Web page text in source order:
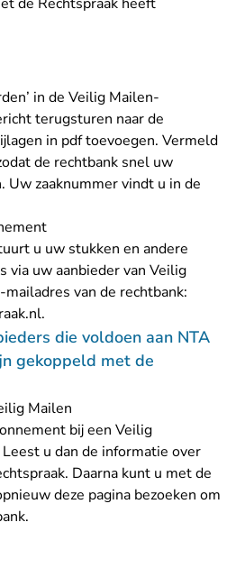
in de Veilig Mailen-
terugsturen naar de
in pdf toevoegen. Vermeld
de rechtbank snel uw
Uw zaaknummer vindt u in de
u uw stukken en andere
via uw aanbieder van Veilig
van de rechtbank:
- U verlaat Rechtspraak.nl
.
die voldoen aan NTA
gekoppeld met de
Mailen
bij een Veilig
u dan de informatie over
. Daarna kunt u met de
deze pagina bezoeken om